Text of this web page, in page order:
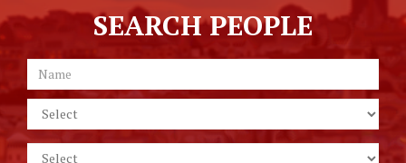
SEARCH PEOPLE